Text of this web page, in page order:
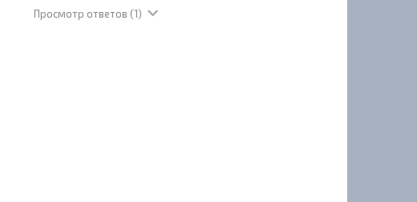
Просмотр ответов (1)